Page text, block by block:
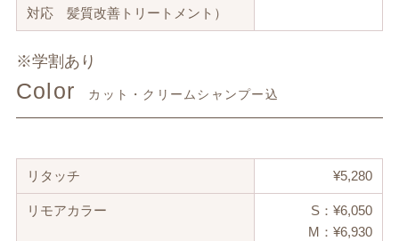
対応 髪質改善トリートメント）
※学割あり
Color カット・クリームシャンプー込
リタッチ ¥5,280
リモアカラー
S：¥6,050
M：¥6,930